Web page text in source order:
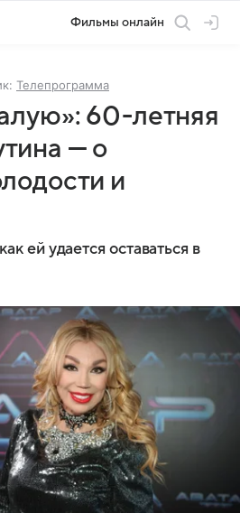
Фильмы онлайн
Телепрограмма
60-летняя
— о
и
ей удается оставаться в